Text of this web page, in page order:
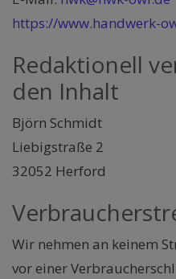
https://www.handwerk-
Redaktionell
den Inhalt
Björn Schmidt
Liebigstraße 2
32052 Herford
Wir nehmen an keinem
vor einer